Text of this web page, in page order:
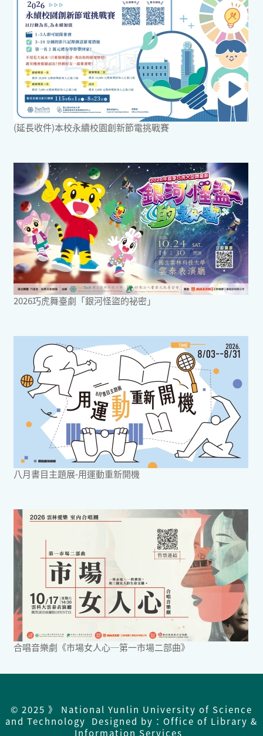
(延長收件)本校永續校園創新節電挑戰賽
2026巧虎舞臺劇「銀河怪盜的祕密」
八月書目主題展-用運動重新開機
合唱音樂劇《市場女人心─第一市場二部曲》
© 2025 》 National Yunlin University of Science
and Technology Designed by：Office of Library &
Information Services